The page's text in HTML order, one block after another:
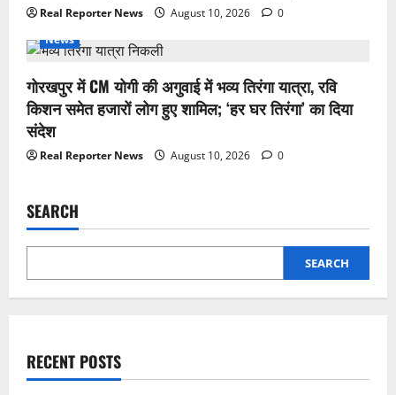
Real Reporter News August 10, 2026
0
News
गोरखपुर में CM योगी की अगुवाई में भव्य तिरंगा यात्रा, रवि
किशन समेत हजारों लोग हुए शामिल; ‘हर घर तिरंगा’ का दिया
संदेश
Real Reporter News August 10, 2026 0
SEARCH
SEARCH
RECENT POSTS